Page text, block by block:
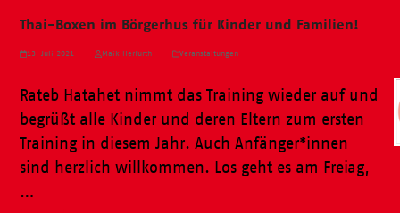
Thai-Boxen im Börgerhus für Kinder und Familien!
13. Juli 2021 Maik Herfurth Veranstaltungen
Rateb Hatahet nimmt das Training wieder auf und
begrüßt alle Kinder und deren Eltern zum ersten
Training in diesem Jahr. Auch Anfänger*innen
sind herzlich willkommen. Los geht es am Freiag,
…